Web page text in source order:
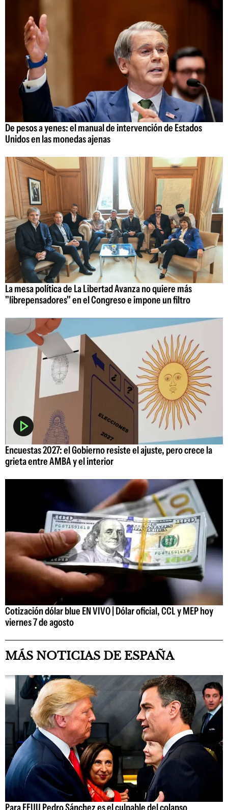
De pesos a yenes: el manual de intervención de Estados
Unidos en las monedas ajenas
La mesa política de La Libertad Avanza no quiere más
"librepensadores" en el Congreso e impone un filtro
Encuestas 2027: el Gobierno resiste el ajuste, pero crece la
grieta entre AMBA y el interior
Cotización dólar blue EN VIVO | Dólar oficial, CCL y MEP hoy
viernes 7 de agosto
MÁS NOTICIAS DE ESPAÑA
Para EEUU Pedro Sánchez es el culpable del colapso